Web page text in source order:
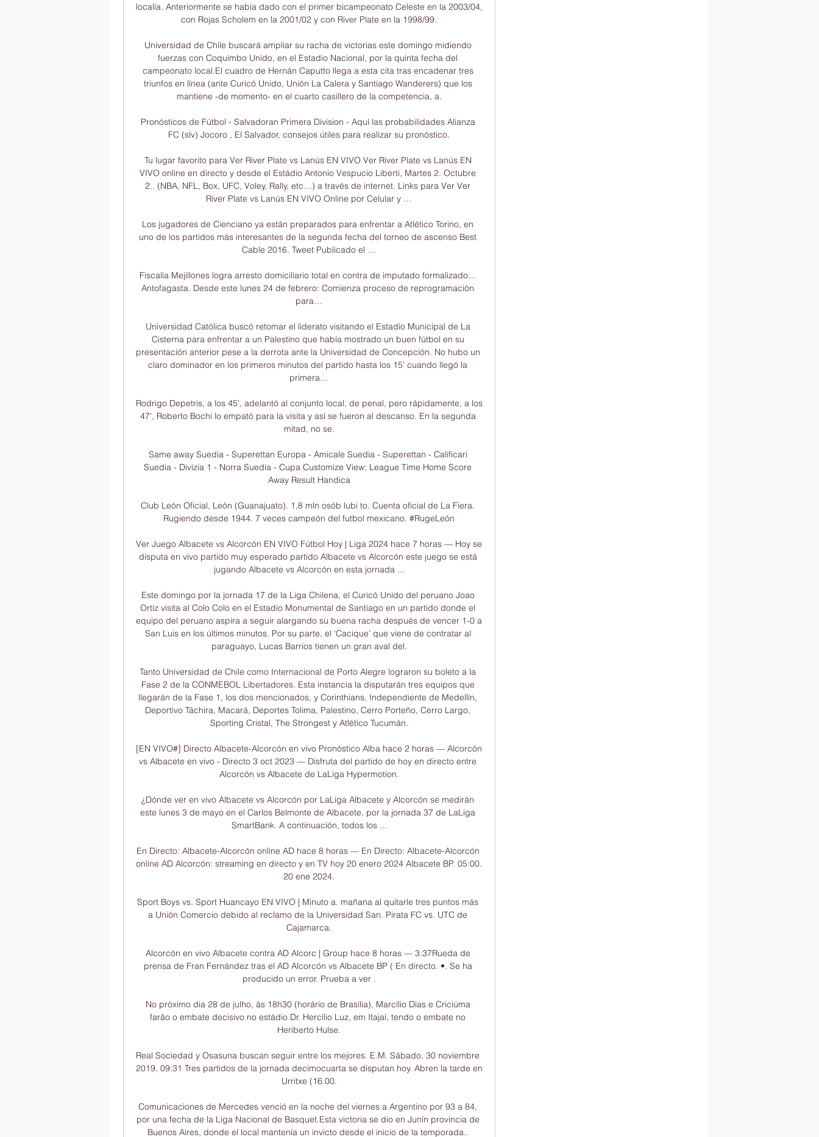
localía. Anteriormente se había dado con el primer bicampeonato Celeste en la 2003/04,
con Rojas Scholem en la 2001/02 y con River Plate en la 1998/99.
Universidad de Chile buscará ampliar su racha de victorias este domingo midiendo
fuerzas con Coquimbo Unido, en el Estadio Nacional, por la quinta fecha del
campeonato local.El cuadro de Hernán Caputto llega a esta cita tras encadenar tres
triunfos en línea (ante Curicó Unido, Unión La Calera y Santiago Wanderers) que los
mantiene -de momento- en el cuarto casillero de la competencia, a.
Pronósticos de Fútbol - Salvadoran Primera Division - Aquí las probabilidades Alianza
FC (slv) Jocoro , El Salvador, consejos útiles para realizar su pronóstico.
Tu lugar favorito para Ver River Plate vs Lanús EN VIVO Ver River Plate vs Lanús EN
VIVO online en directo y desde el Estádio Antonio Vespucio Liberti, Martes 2. Octubre
2.. (NBA, NFL, Box, UFC, Voley, Rally, etc…) a través de internet. Links para Ver Ver
River Plate vs Lanús EN VIVO Online por Celular y …
Los jugadores de Cienciano ya están preparados para enfrentar a Atlético Torino, en
uno de los partidos más interesantes de la segunda fecha del torneo de ascenso Best
Cable 2016. Tweet Publicado el …
Fiscalía Mejillones logra arresto domiciliario total en contra de imputado formalizado…
Antofagasta. Desde este lunes 24 de febrero: Comienza proceso de reprogramación
para…
Universidad Católica buscó retomar el liderato visitando el Estadio Municipal de La
Cisterna para enfrentar a un Palestino que había mostrado un buen fútbol en su
presentación anterior pese a la derrota ante la Universidad de Concepción. No hubo un
claro dominador en los primeros minutos del partido hasta los 15’ cuando llegó la
primera…
Rodrigo Depetris, a los 45', adelantó al conjunto local, de penal, pero rápidamente, a los
47', Roberto Bochi lo empató para la visita y así se fueron al descanso. En la segunda
mitad, no se.
Same away Suedia - Superettan Europa - Amicale Suedia - Superettan - Calificari
Suedia - Divizia 1 - Norra Suedia - Cupa Customize View; League Time Home Score
Away Result Handica
Club León Oficial, León (Guanajuato). 1,8 mln osób lubi to. Cuenta oficial de La Fiera.
Rugiendo desde 1944. 7 veces campeón del futbol mexicano. #RugeLeón
Ver Juego Albacete vs Alcorcón EN VIVO Fútbol Hoy | Liga 2024 hace 7 horas — Hoy se
disputa en vivo partido muy esperado partido Albacete vs Alcorcón este juego se está
jugando Albacete vs Alcorcón en esta jornada ...
Este domingo por la jornada 17 de la Liga Chilena, el Curicó Unido del peruano Joao
Ortiz visita al Colo Colo en el Estadio Monumental de Santiago en un partido donde el
equipo del peruano aspira a seguir alargando su buena racha después de vencer 1-0 a
San Luis en los últimos minutos. Por su parte, el ‘Cacique’ que viene de contratar al
paraguayo, Lucas Barrios tienen un gran aval del.
Tanto Universidad de Chile como Internacional de Porto Alegre lograron su boleto a la
Fase 2 de la CONMEBOL Libertadores. Esta instancia la disputarán tres equipos que
llegarán de la Fase 1, los dos mencionados, y Corinthians, Independiente de Medellín,
Deportivo Táchira, Macará, Deportes Tolima, Palestino, Cerro Porteño, Cerro Largo,
Sporting Cristal, The Strongest y Atlético Tucumán.
[EN VIVO#] Directo Albacete-Alcorcón en vivo Pronóstico Alba hace 2 horas — Alcorcón
vs Albacete en vivo - Directo 3 oct 2023 — Disfruta del partido de hoy en directo entre
Alcorcón vs Albacete de LaLiga Hypermotion.
¿Dónde ver en vivo Albacete vs Alcorcón por LaLiga Albacete y Alcorcón se medirán
este lunes 3 de mayo en el Carlos Belmonte de Albacete, por la jornada 37 de LaLiga
SmartBank. A continuación, todos los ...
En Directo: Albacete-Alcorcón online AD hace 8 horas — En Directo: Albacete-Alcorcón
online AD Alcorcón: streaming en directo y en TV hoy 20 enero 2024 Albacete BP. 05:00.
20 ene 2024.
Sport Boys vs. Sport Huancayo EN VIVO | Minuto a. mañana al quitarle tres puntos más
a Unión Comercio debido al reclamo de la Universidad San. Pirata FC vs. UTC de
Cajamarca.
Alcorcón en vivo Albacete contra AD Alcorc | Group hace 8 horas — 3:37Rueda de
prensa de Fran Fernández tras el AD Alcorcón vs Albacete BP ( En directo. •. Se ha
producido un error. Prueba a ver .
No próximo dia 28 de julho, às 18h30 (horário de Brasília), Marcílio Dias e Criciúma
farão o embate decisivo no estádio Dr. Hercílio Luz, em Itajaí, tendo o embate no
Heriberto Hulse.
Real Sociedad y Osasuna buscan seguir entre los mejores. E.M. Sábado, 30 noviembre
2019, 09:31 Tres partidos de la jornada decimocuarta se disputan hoy. Abren la tarde en
Urritxe (16.00.
Comunicaciones de Mercedes venció en la noche del viernes a Argentino por 93 a 84,
por una fecha de la Liga Nacional de Basquet.Esta victoria se dio en Junín provincia de
Buenos Aires, donde el local mantenía un invicto desde el inicio de la temporada..